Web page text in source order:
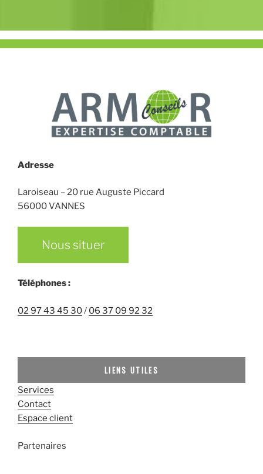
Adresse
Laroiseau –20 rue Auguste Piccard
56000 VANNES
Nous situer
Téléphones :
02 97 43 45 30/ 06 37 09 92 32
LIENS UTILES
Services
Contact
Espace client
Partenaires